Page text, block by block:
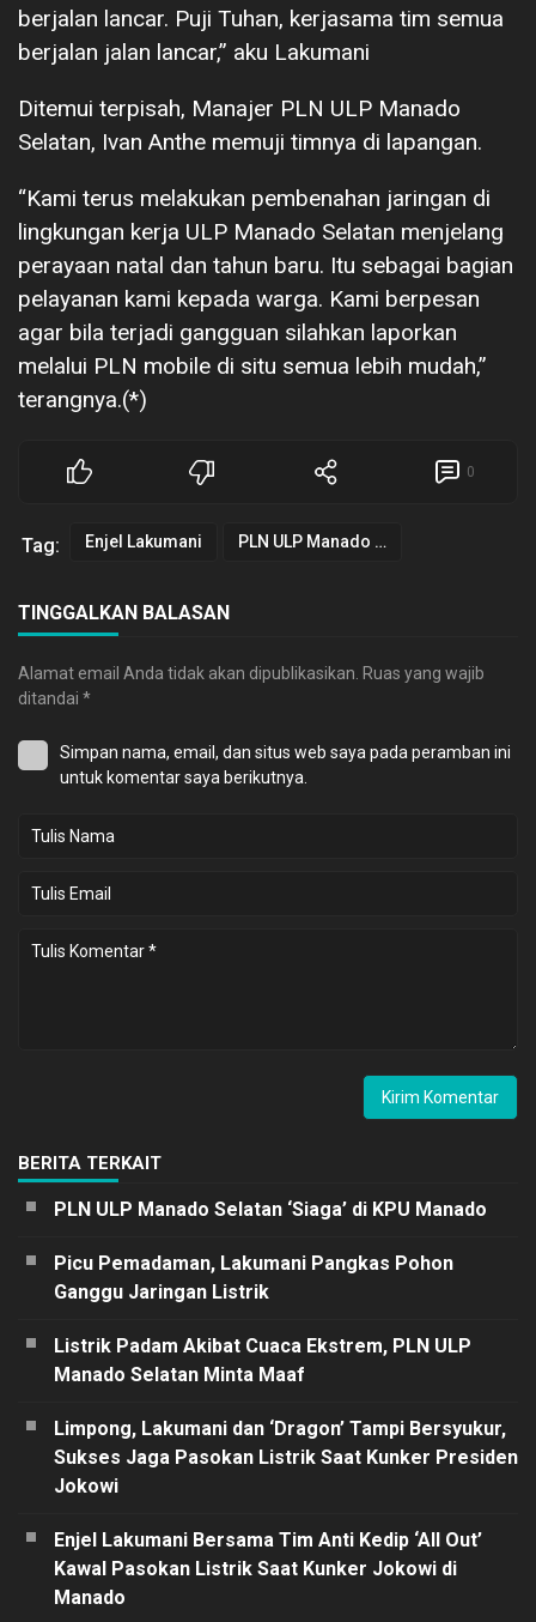
berjalan lancar. Puji Tuhan, kerjasama tim semua
berjalan jalan lancar,” aku Lakumani
Ditemui terpisah, Manajer PLN ULP Manado
Selatan, Ivan Anthe memuji timnya di lapangan.
“Kami terus melakukan pembenahan jaringan di
lingkungan kerja ULP Manado Selatan menjelang
perayaan natal dan tahun baru. Itu sebagai bagian
pelayanan kami kepada warga. Kami berpesan
agar bila terjadi gangguan silahkan laporkan
melalui PLN mobile di situ semua lebih mudah,”
terangnya.(*)
0
Tag: Enjel Lakumani PLN ULP Manado Selatan
TINGGALKAN BALASAN
Alamat email Anda tidak akan dipublikasikan. Ruas yang wajib
ditandai *
Simpan nama, email, dan situs web saya pada peramban ini
untuk komentar saya berikutnya.
BERITA TERKAIT
PLN ULP Manado Selatan ‘Siaga’ di KPU Manado
Picu Pemadaman, Lakumani Pangkas Pohon
Ganggu Jaringan Listrik
Listrik Padam Akibat Cuaca Ekstrem, PLN ULP
Manado Selatan Minta Maaf
Limpong, Lakumani dan ‘Dragon’ Tampi Bersyukur,
Sukses Jaga Pasokan Listrik Saat Kunker Presiden
Jokowi
Enjel Lakumani Bersama Tim Anti Kedip ‘All Out’
Kawal Pasokan Listrik Saat Kunker Jokowi di
Manado